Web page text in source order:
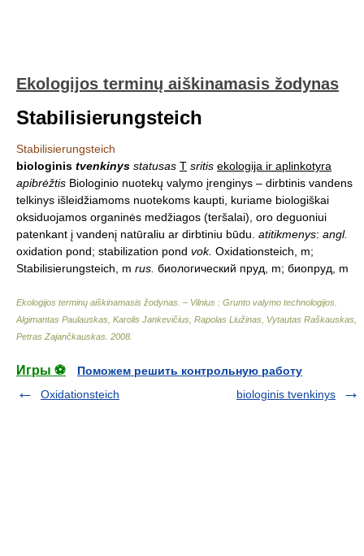
Ekologijos terminų aiškinamasis žodynas
Stabilisierungsteich
Stabilisierungsteich
biologinis tvenkinys statusas T sritis ekologija ir aplinkotyra
apibrėžtis Biologinio nuotekų valymo įrenginys – dirbtinis vandens
telkinys išleidžiamoms nuotekoms kaupti, kuriame biologiškai
oksiduojamos organinės medžiagos (teršalai), oro deguoniui
patenkant į vandenį natūraliu ar dirbtiniu būdu. atitikmenys: angl.
oxidation pond; stabilization pond vok. Oxidationsteich, m;
Stabilisierungsteich, m rus. биологический пруд, m; биопруд, m
Ekologijos terminų aiškinamasis žodynas. – Vilnius : Grunto valymo technologijos
Algimantas Paulauskas, Karolis Jankevičius, Rapolas Liužinas, Vytautas Raškauskas,
Petras Zajančkauskas 2008
Игры ⚽
Поможем решить контрольную работу
Oxidationsteich
biologinis tvenkinys